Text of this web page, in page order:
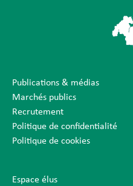
Publications & médias
Marchés publics
Recrutement
Politique de confidentialité
Politique de cookies
Espace élus